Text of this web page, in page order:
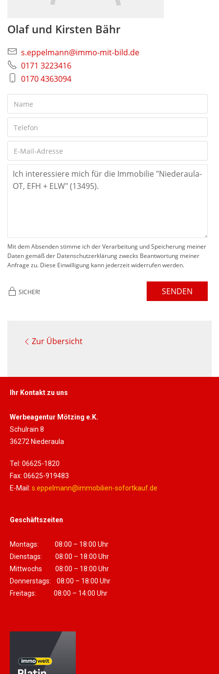
Olaf und Kirsten Bähr
s.eppelmann@immo-mit-bild.de
0171 3223416
0170 4363094
Mit dem Absenden stimme ich der Verarbeitung und Speicherung meiner
Daten gemäß der Datenschutzerklärung zwecks Beantwortung meiner
Anfrage zu. Diese Einwilligung kann jederzeit widerrufen werden.
SICHER! SENDEN
Zur Übersicht
Ihr Kontakt zu uns
Werbeagentur Mötzing e.K.
Schulrain 8
36272 Niederaula
Tel: 06625-1820
Fax: 06625-919483
E-Mail: s.eppelmann@immobilien-sofortkauf.de
Geschäftszeiten
Montags: 08:00 – 18:00 Uhr
Dienstags: 08:00 – 18:00 Uhr
Mittwochs 08:00 – 18:00 Uhr
Donnerstags: 08:00 – 18:00 Uhr
Freitags: 08:00 – 14:00 Uhr